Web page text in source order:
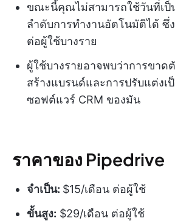
ขณะนี้คุณไม่สามารถใช้วันที่เป็
ลำดับการทำงานอัตโนมัติได้ ซึ่
ต่อผู้ใช้บางราย
ผู้ใช้บางรายอาจพบว่าการขาด
สร้างแบรนด์และการปรับแต่ง
ซอฟต์แวร์ CRM ของมัน
ราคาของ Pipedrive
จำเป็น: $15/เดือน ต่อผู้ใช้
ขั้นสูง: $29/เดือน ต่อผู้ใช้